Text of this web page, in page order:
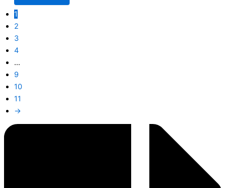
1
2
3
4
…
9
10
11
→